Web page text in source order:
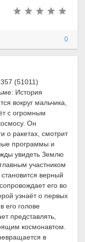
0
(51011)
История
вокруг мальчика,
с огромным
Он
о ракетах, смотрит
программы и
увидеть Землю
участником
верный
его во
узнаёт о первых
его голове
представлять,
космонавтом.
в